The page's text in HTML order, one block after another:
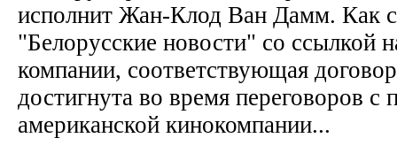
исполнит Жан-Клод Ван Дамм. Как
"Белорусские новости" со ссылкой
компании, соответствующая
достигнута во время переговоров с
американской кинокомпании...